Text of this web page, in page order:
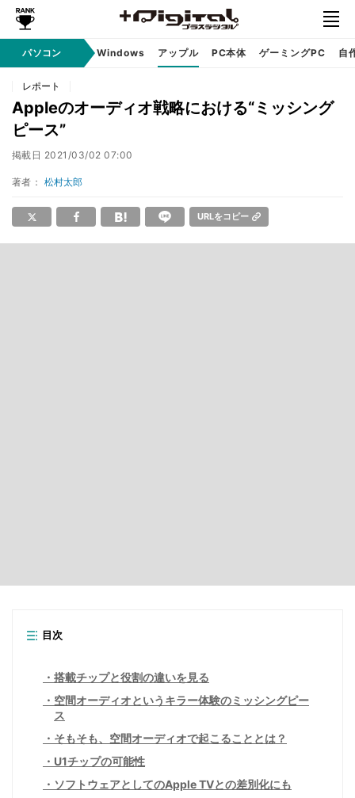
パソコン Windows アップル PC本体 ゲーミングPC 自
レポート
Appleのオーディオ戦略における“ミッシング
ピース”
掲載日 2021/03/02 07:00
著者： 松村太郎
URLをコピー
目次
搭載チップと役割の違いを見る
空間オーディオというキラー体験のミッシングピー
ス
そもそも、空間オーディオで起こることとは？
U1チップの可能性
ソフトウェアとしてのApple TVとの差別化にも